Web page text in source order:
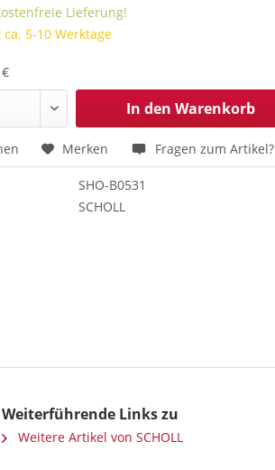
Lieferung!
5-10 Werktage
In den Warenkorb
Merken Fragen zum Artikel?
SHO-B0531
SCHOLL
Weiterführende Links zu
Weitere Artikel von SCHOLL